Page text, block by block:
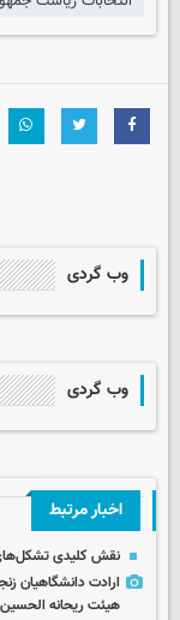
وب گردی
وب گردی
اخبار مرتبط
نقش کلیدی تشکل‌های
ارادت دانشگاهیان
هیئت ریحانه